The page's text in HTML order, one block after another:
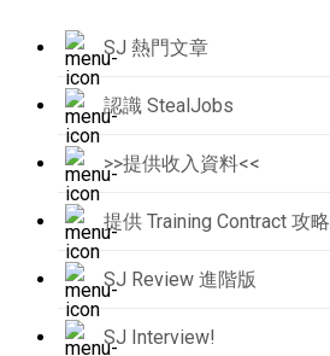
SJ 熱門文章
認識 StealJobs
>>提供收入資料<<
提供 Training Contract 攻略
SJ Review 進階版
SJ Interview!